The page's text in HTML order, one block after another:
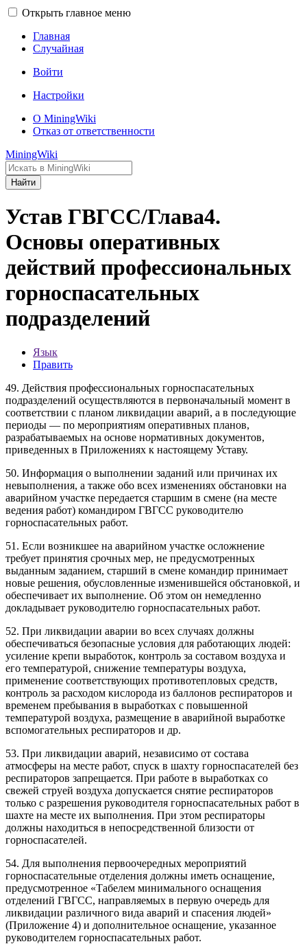
Открыть главное меню
Главная
Случайная
Войти
Настройки
О MiningWiki
Отказ от ответственности
MiningWiki
Найти
Устав ГВГСС/Глава4.
Основы оперативных
действий профессиональных
горноспасательных
подразделений
Язык
Править
49. Действия профессиональных горноспасательных
подразделений осуществляются в первоначальный момент в
соответствии с планом ликвидации аварий, а в последующие
периоды — по мероприятиям оперативных планов,
разрабатываемых на основе нормативных документов,
приведенных в Приложениях к настоящему Уставу.
50. Информация о выполнении заданий или причинах их
невыполнения, а также обо всех изменениях обстановки на
аварийном участке передается старшим в смене (на месте
ведения работ) командиром ГВГСС руководителю
горноспасательных работ.
51. Если возникшее на аварийном участке осложнение
требует принятия срочных мер, не предусмотренных
выданным заданием, старший в смене командир принимает
новые решения, обусловленные изменившейся обстановкой, и
обеспечивает их выполнение. Об этом он немедленно
докладывает руководителю горноспасательных работ.
52. При ликвидации аварии во всех случаях должны
обеспечиваться безопасные условия для работающих людей:
усиление крепи выработок, контроль за составом воздуха и
его температурой, снижение температуры воздуха,
применение соответствующих противотепловых средств,
контроль за расходом кислорода из баллонов респираторов и
временем пребывания в выработках с повышенной
температурой воздуха, размещение в аварийной выработке
вспомогательных респираторов и др.
53. При ликвидации аварий, независимо от состава
атмосферы на месте работ, спуск в шахту горноспасателей без
респираторов запрещается. При работе в выработках со
свежей струей воздуха допускается снятие респираторов
только с разрешения руководителя горноспасательных работ в
шахте на месте их выполнения. При этом респираторы
должны находиться в непосредственной близости от
горноспасателей.
54. Для выполнения первоочередных мероприятий
горноспасательные отделения должны иметь оснащение,
предусмотренное «Табелем минимального оснащения
отделений ГВГСС, направляемых в первую очередь для
ликвидации различного вида аварий и спасения людей»
(Приложение 4) и дополнительное оснащение, указанное
руководителем горноспасательных работ.